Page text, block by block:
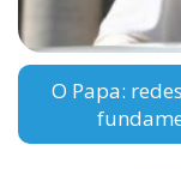
O Papa: